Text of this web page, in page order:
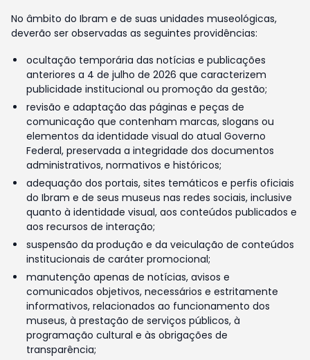
No âmbito do Ibram e de suas unidades museológicas,
deverão ser observadas as seguintes providências:
ocultação temporária das notícias e publicações
anteriores a 4 de julho de 2026 que caracterizem
publicidade institucional ou promoção da gestão;
revisão e adaptação das páginas e peças de
comunicação que contenham marcas, slogans ou
elementos da identidade visual do atual Governo
Federal, preservada a integridade dos documentos
administrativos, normativos e históricos;
adequação dos portais, sites temáticos e perfis oficiais
do Ibram e de seus museus nas redes sociais, inclusive
quanto à identidade visual, aos conteúdos publicados e
aos recursos de interação;
suspensão da produção e da veiculação de conteúdos
institucionais de caráter promocional;
manutenção apenas de notícias, avisos e
comunicados objetivos, necessários e estritamente
informativos, relacionados ao funcionamento dos
museus, à prestação de serviços públicos, à
programação cultural e às obrigações de
transparência;